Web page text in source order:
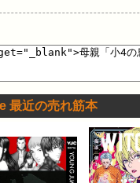
最近の売れ筋本